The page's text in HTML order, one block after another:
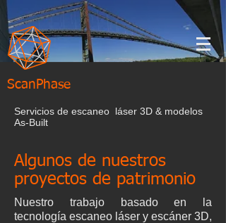
ScanPhase
Servicios de escaneo láser 3D & modelos
As-Built
Algunos de nuestros
proyectos de patrimonio
Nuestro trabajo basado en la
tecnología escaneo láser y escáner 3D,